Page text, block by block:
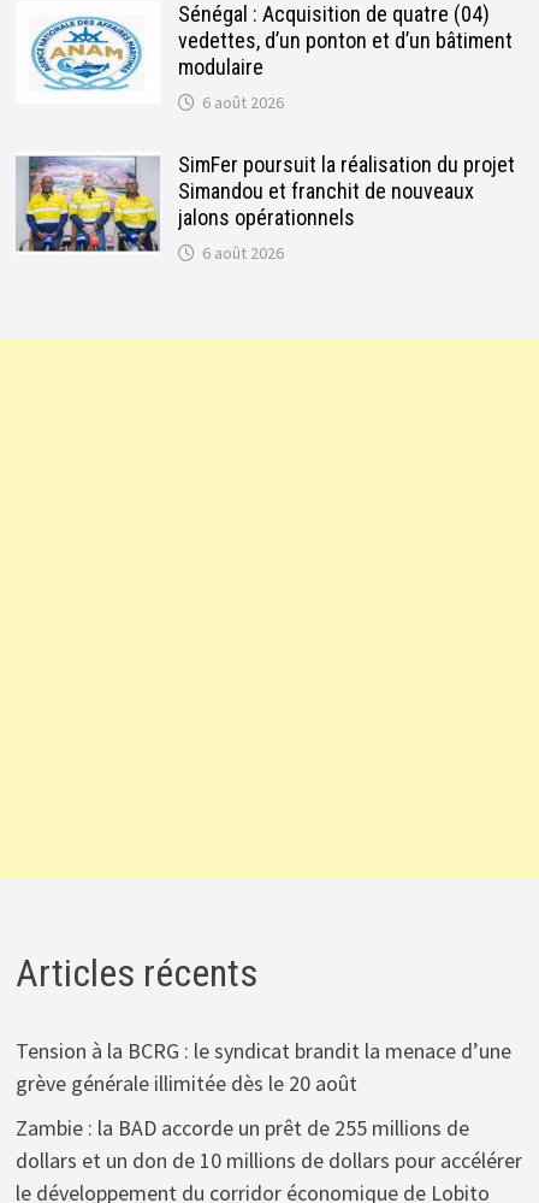
Sénégal : Acquisition de quatre (04)
vedettes, d’un ponton et d’un bâtiment
modulaire
6 août 2026
SimFer poursuit la réalisation du projet
Simandou et franchit de nouveaux
jalons opérationnels
6 août 2026
Articles récents
Tension à la BCRG : le syndicat brandit la menace d’une
grève générale illimitée dès le 20 août
Zambie : la BAD accorde un prêt de 255 millions de
dollars et un don de 10 millions de dollars pour accélérer
le développement du corridor économique de Lobito